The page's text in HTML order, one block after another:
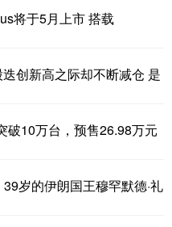
将于5月上市 搭载
创新高之际却不断减仓 是
破10万台，预售26.98万元
岁的伊朗国王穆罕默德·礼